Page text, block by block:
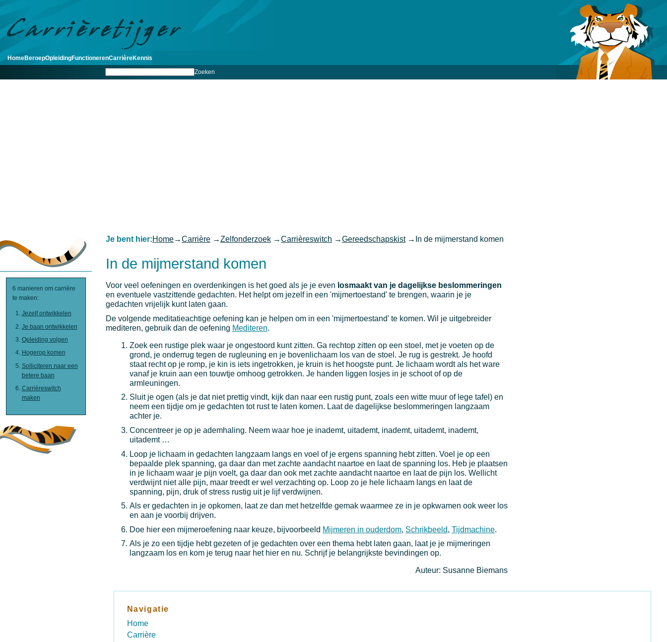
HomeBeroepOpleidingFunctionerenCarrièreKennis
Zoeken
In de mijmerstand komen
Voor veel oefeningen en overdenkingen is het goed als je je even losmaakt van je dagelijkse beslommeringen
en eventuele vastzittende gedachten. Het helpt om jezelf in een 'mijmertoestand' te brengen, waarin je je
gedachten vrijelijk kunt laten gaan.
De volgende meditatieachtige oefening kan je helpen om in een 'mijmertoestand' te komen. Wil je uitgebreider
mediteren, gebruik dan de oefening Mediteren.
Zoek een rustige plek waar je ongestoord kunt zitten. Ga rechtop zitten op een stoel, met je voeten op de
grond, je onderrug tegen de rugleuning en je bovenlichaam los van de stoel. Je rug is gestrekt. Je hoofd
staat recht op je romp, je kin is iets ingetrokken, je kruin is het hoogste punt. Je lichaam wordt als het ware
vanaf je kruin aan een touwtje omhoog getrokken. Je handen liggen losjes in je schoot of op de
armleuningen.
Sluit je ogen (als je dat niet prettig vindt, kijk dan naar een rustig punt, zoals een witte muur of lege tafel) en
neem een tijdje om je gedachten tot rust te laten komen. Laat de dagelijkse beslommeringen langzaam
achter je.
Concentreer je op je ademhaling. Neem waar hoe je inademt, uitademt, inademt, uitademt, inademt,
uitademt …
Loop je lichaam in gedachten langzaam langs en voel of je ergens spanning hebt zitten. Voel je op een
bepaalde plek spanning, ga daar dan met zachte aandacht naartoe en laat de spanning los. Heb je plaatsen
in je lichaam waar je pijn voelt, ga daar dan ook met zachte aandacht naartoe en laat de pijn los. Wellicht
verdwijnt niet alle pijn, maar treedt er wel verzachting op. Loop zo je hele lichaam langs en laat de
spanning, pijn, druk of stress rustig uit je lijf verdwijnen.
Als er gedachten in je opkomen, laat ze dan met hetzelfde gemak waarmee ze in je opkwamen ook weer los
en aan je voorbij drijven.
Doe hier een mijmeroefening naar keuze, bijvoorbeeld Mijmeren in ouderdom, Schrikbeeld, Tijdmachine.
Als je zo een tijdje hebt gezeten of je gedachten over een thema hebt laten gaan, laat je je mijmeringen
langzaam los en kom je terug naar het hier en nu. Schrijf je belangrijkste bevindingen op.
Auteur: Susanne Biemans
Je bent hier:Home→Carrière →Zelfonderzoek →Carrièreswitch →Gereedschapskist → In de mijmerstand komen
6 manieren om carrière
te maken:
Jezelf ontwikkelen
Je baan ontwikkelen
Opleiding volgen
Hogerop komen
Solliciteren naar een
betere baan
Carrièreswitch
maken
Navigatie
Home
Carrière